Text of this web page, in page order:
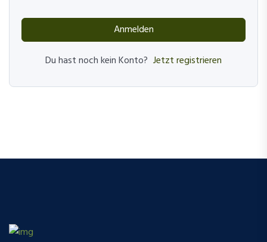
Anmelden
Du hast noch kein Konto? Jetzt registrieren